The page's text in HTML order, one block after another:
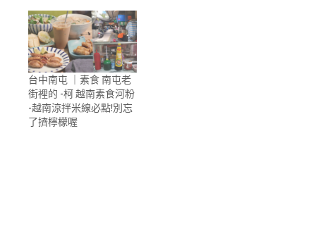
台中南屯 ｜素食 南屯老
街裡的 -柯 越南素食河粉
-越南涼拌米線必點!別忘
了擠檸檬喔